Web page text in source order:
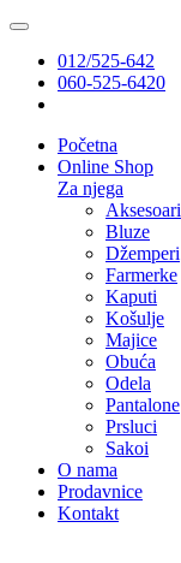
012/525-642
060-525-6420
Početna
Online Shop
Za njega
Aksesoari
Bluze
Džemperi
Farmerke
Kaputi
Košulje
Majice
Obuća
Odela
Pantalone
Prsluci
Sakoi
O nama
Prodavnice
Kontakt